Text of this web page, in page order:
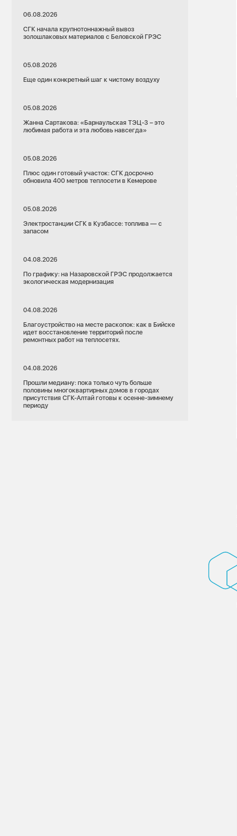
06.08.2026
СГК начала крупнотоннажный вывоз
золошлаковых материалов с Беловской ГРЭС
05.08.2026
Еще один конкретный шаг к чистому воздуху
05.08.2026
Жанна Сартакова: «Барнаульская ТЭЦ-3 – это
любимая работа и эта любовь навсегда»
05.08.2026
Плюс один готовый участок: СГК досрочно
обновила 400 метров теплосети в Кемерове
05.08.2026
Электростанции СГК в Кузбассе: топлива — с
запасом
04.08.2026
По графику: на Назаровской ГРЭС продолжается
экологическая модернизация
04.08.2026
Благоустройство на месте раскопок: как в Бийске
идет восстановление территорий после
ремонтных работ на теплосетях.
04.08.2026
Прошли медиану: пока только чуть больше
половины многоквартирных домов в городах
присутствия СГК-Алтай готовы к осенне-зимнему
периоду